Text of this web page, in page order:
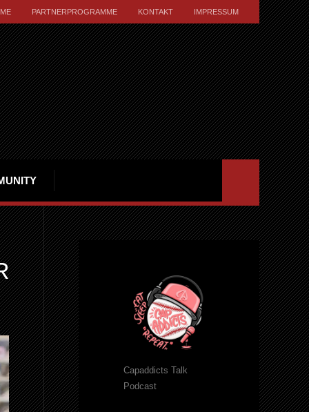
PARTNERPROGRAMME KONTAKT IMPRESSUM
Capaddicts Talk
Podcast